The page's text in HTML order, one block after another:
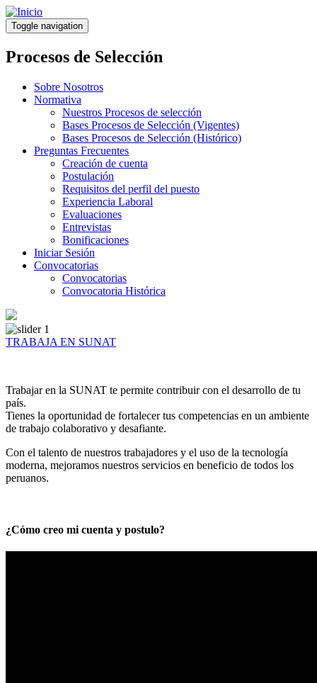
Pasar
al
contenido
principal
Toggle navigation
Procesos de Selección
Sobre Nosotros
Normativa
Nuestros Procesos de selección
Bases Procesos de Selección (Vigentes)
Bases Procesos de Selección (Histórico)
Preguntas Frecuentes
Creación de cuenta
Postulación
Requisitos del perfil del puesto
Experiencia Laboral
Evaluaciones
Entrevistas
Bonificaciones
Iniciar Sesión
Convocatorias
Convocatorias
Convocatoria Histórica
TRABAJA EN SUNAT
Trabajar en la SUNAT te permite contribuir con el desarrollo de tu
país.
Tienes la oportunidad de fortalecer tus competencias en un ambiente
de trabajo colaborativo y desafiante.
Con el talento de nuestros trabajadores y el uso de la tecnología
moderna, mejoramos nuestros servicios en beneficio de todos los
peruanos.
¿Cómo creo mi cuenta y postulo?